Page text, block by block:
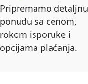
Pripremamo detaljnu
ponudu sa cenom,
rokom isporuke i
opcijama plaćanja.